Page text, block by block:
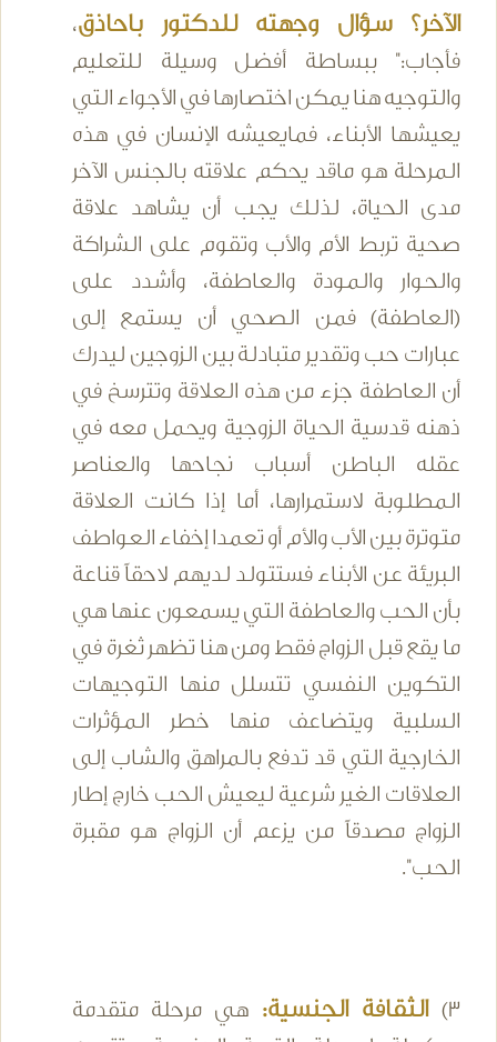
الآخر؟ سؤال وجهته للدكتور باحاذق،
فأجاب:" ببساطة أفضل وسيلة للتعليم
والتوجيه هنا يمكن اختصارها في الأجواء التي
يعيشها الأبناء، فمايعيشه الإنسان في هذه
المرحلة هو ماقد يحكم علاقته بالجنس الآخر
مدى الحياة، لذلك يجب أن يشاهد علاقة
صحية تربط الأم والأب وتقوم على الشراكة
والحوار والمودة والعاطفة، وأشدد على
(العاطفة) فمن الصحي أن يستمع إلى
عبارات حب وتقدير متبادلة بين الزوجين ليدرك
أن العاطفة جزء من هذه العلاقة وتترسخ في
ذهنه قدسية الحياة الزوجية ويحمل معه في
عقله الباطن أسباب نجاحها والعناصر
المطلوبة لاستمرارها، أما إذا كانت العلاقة
متوترة بين الأب والأم أو تعمدا إخفاء العواطف
البريئة عن الأبناء فستتولد لديهم لاحقاً قناعة
بأن الحب والعاطفة التي يسمعون عنها هي
ما يقع قبل الزواج فقط ومن هنا تظهر ثغرة في
التكوين النفسي تتسلل منها التوجيهات
السلبية ويتضاعف منها خطر المؤثرات
الخارجية التي قد تدفع بالمراهق والشاب إلى
العلاقات الغير شرعية ليعيش الحب خارج إطار
الزواج مصدقاً من يزعم أن الزواج هو مقبرة
الحب".
3) الثقافة الجنسية: هي مرحلة متقدمة